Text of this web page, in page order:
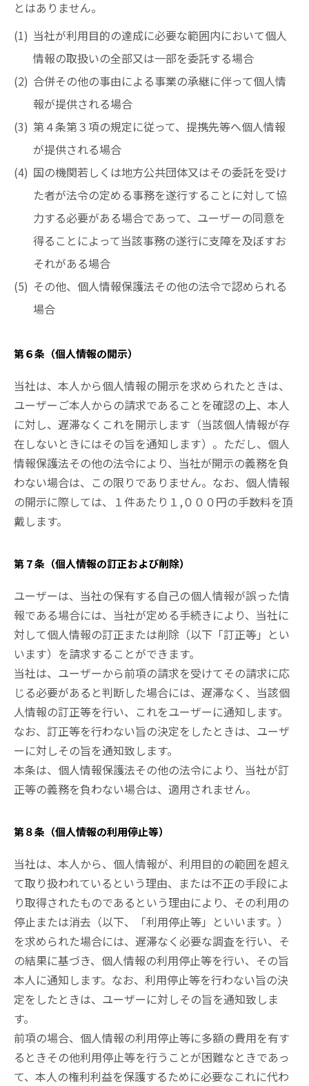
とはありません。
当社が利用目的の達成に必要な範囲内において個人
情報の取扱いの全部又は一部を委託する場合
合併その他の事由による事業の承継に伴って個人情
報が提供される場合
第４条第３項の規定に従って、提携先等へ個人情報
が提供される場合
国の機関若しくは地方公共団体又はその委託を受け
た者が法令の定める事務を遂行することに対して協
力する必要がある場合であって、ユーザーの同意を
得ることによって当該事務の遂行に支障を及ぼすお
それがある場合
その他、個人情報保護法その他の法令で認められる
場合
第６条（個人情報の開示）
当社は、本人から個人情報の開示を求められたときは、
ユーザーご本人からの請求であることを確認の上、本人
に対し、遅滞なくこれを開示します（当該個人情報が存
在しないときにはその旨を通知します）。ただし、個人
情報保護法その他の法令により、当社が開示の義務を負
わない場合は、この限りでありません。なお、個人情報
の開示に際しては、１件あたり１,０００円の手数料を頂
戴します。
第７条（個人情報の訂正および削除）
ユーザーは、当社の保有する自己の個人情報が誤った情
報である場合には、当社が定める手続きにより、当社に
対して個人情報の訂正または削除（以下「訂正等」とい
います）を請求することができます。
当社は、ユーザーから前項の請求を受けてその請求に応
じる必要があると判断した場合には、遅滞なく、当該個
人情報の訂正等を行い、これをユーザーに通知します。
なお、訂正等を行わない旨の決定をしたときは、ユーザ
ーに対しその旨を通知致します。
本条は、個人情報保護法その他の法令により、当社が訂
正等の義務を負わない場合は、適用されません。
第８条（個人情報の利用停止等）
当社は、本人から、個人情報が、利用目的の範囲を超え
て取り扱われているという理由、または不正の手段によ
り取得されたものであるという理由により、その利用の
停止または消去（以下、「利用停止等」といいます。）
を求められた場合には、遅滞なく必要な調査を行い、そ
の結果に基づき、個人情報の利用停止等を行い、その旨
本人に通知します。なお、利用停止等を行わない旨の決
定をしたときは、ユーザーに対しその旨を通知致しま
す。
前項の場合、個人情報の利用停止等に多額の費用を有す
るときその他利用停止等を行うことが困難なときであっ
て、本人の権利利益を保護するために必要なこれに代わ